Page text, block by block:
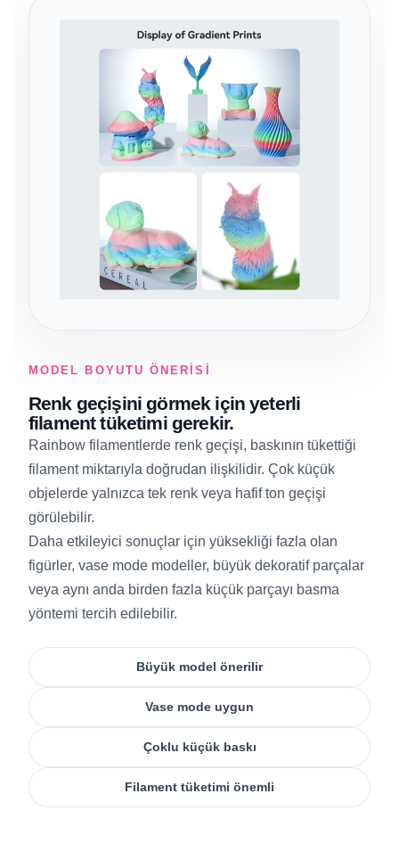
MODEL BOYUTU ÖNERISI
Renk geçişini görmek için yeterli
filament tüketimi gerekir.
Rainbow filamentlerde renk geçişi, baskının tükettiği
filament miktarıyla doğrudan ilişkilidir. Çok küçük
objelerde yalnızca tek renk veya hafif ton geçişi
görülebilir.
Daha etkileyici sonuçlar için yüksekliği fazla olan
figürler, vase mode modeller, büyük dekoratif parçalar
veya aynı anda birden fazla küçük parçayı basma
yöntemi tercih edilebilir.
Büyük model önerilir
Vase mode uygun
Çoklu küçük baskı
Filament tüketimi önemli